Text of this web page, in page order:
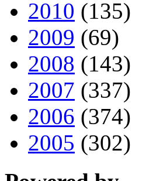
2010 (135)
2009 (69)
2008 (143)
2007 (337)
2006 (374)
2005 (302)